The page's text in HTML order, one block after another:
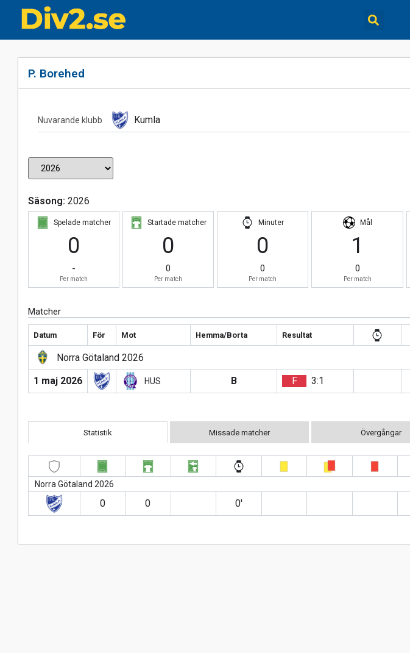
P. Borehed
Nuvarande klubb Kumla
Säsong: 2026
Spelade matcher
0
-
Per match
Startade matcher
0
0
Per match
Minuter
0
0
Per match
Mål
1
0
Per match
Matcher
Datum För Mot Hemma/Borta Resultat
Norra Götaland 2026
1 maj 2026 HUS B F 3:1
Statistik Missade matcher Övergångar
Norra Götaland 2026
0 0 0′